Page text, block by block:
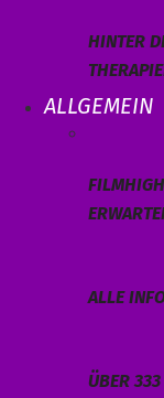
HINTER
ALLGEMEIN
ALLE
ÜBER 333